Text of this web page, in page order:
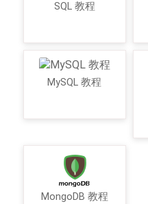
SQL 教程
MySQL 教程
MongoDB 教程